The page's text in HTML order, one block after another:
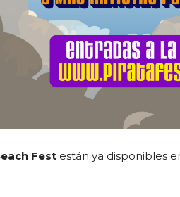
Fest están ya disponibles